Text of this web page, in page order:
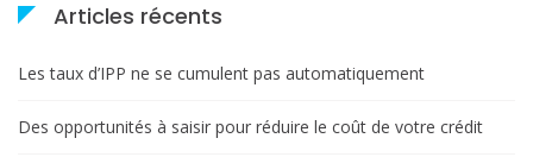
Articles récents
Les taux d’IPP ne se cumulent pas automatiquement
Des opportunités à saisir pour réduire le coût de votre crédit